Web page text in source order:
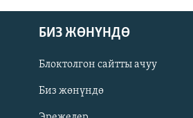
Русский
БИЗ ЖӨНҮНДӨ
Блоктолгон сайтты ачуу
Биз жөнүндө